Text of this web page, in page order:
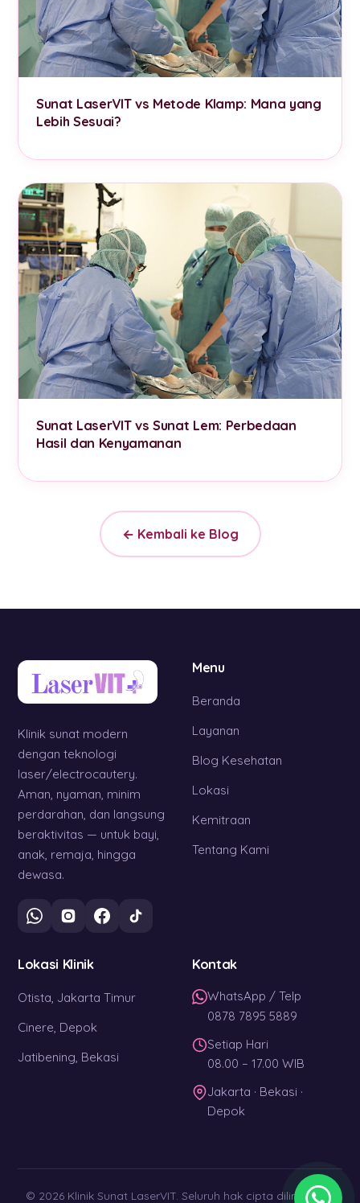
Sunat LaserVIT vs Metode Klamp: Mana yang
Lebih Sesuai?
Sunat LaserVIT vs Sunat Lem: Perbedaan
Hasil dan Kenyamanan
← Kembali ke Blog
Klinik sunat modern
dengan teknologi
laser/electrocautery.
Aman, nyaman, minim
perdarahan, dan langsung
beraktivitas — untuk bayi,
anak, remaja, hingga
dewasa.
Menu
Beranda
Layanan
Blog Kesehatan
Lokasi
Kemitraan
Tentang Kami
Lokasi Klinik
Otista, Jakarta Timur
Cinere, Depok
Jatibening, Bekasi
Kontak
WhatsApp / Telp
0878 7895 5889
Setiap Hari
08.00 – 17.00 WIB
Jakarta · Bekasi ·
Depok
© 2026 Klinik Sunat LaserVIT. Seluruh hak cipta dilindungi. ·